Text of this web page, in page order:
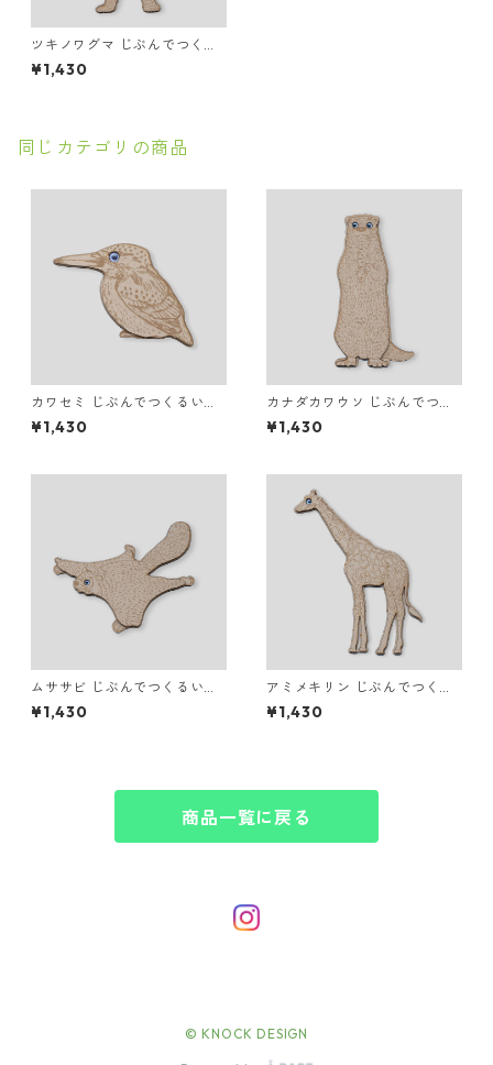
ツキノワグマ じぶんでつくる
いきものマグネット
¥1,430
同じカテゴリの商品
カワセミ じぶんでつくるいき
ものマグネット
¥1,430
カナダカワウソ じぶんでつく
るいきものマグネット
¥1,430
ムササビ じぶんでつくるいき
ものマグネット
¥1,430
アミメキリン じぶんでつくる
いきものマグネット
¥1,430
商品一覧に戻る
© KNOCK DESIGN